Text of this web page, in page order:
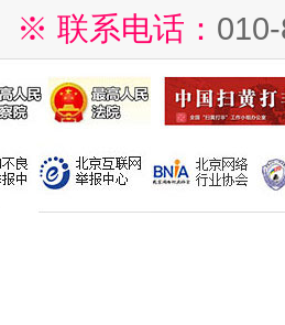
※ 联系电话：